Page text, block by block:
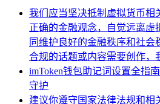
我们应当坚决抵制虚拟货币相
正确的金融观念，自觉远离虚
同维护良好的金融秩序和社会
合规的话题或内容需要创作，
imToken钱包助记词设置全指
守护
建议你遵守国家法律法规和相